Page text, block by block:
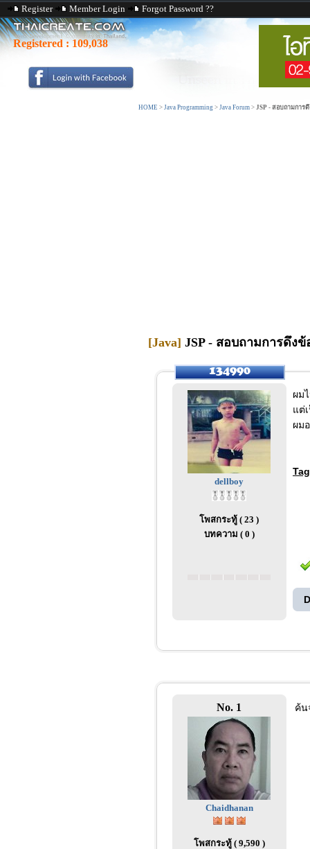
Register Member Login Forgot Password ??
Registered : 109,038
HOME > Java Programming > Java Forum > JSP - สอบถามการ
[Java] JSP - สอบถามการดึงข้
dellboy
โพสกระทู้ ( 23 )
บทความ ( 0 )
ผม
แต่
ผม
Tag
No. 1
Chaidhanan
โพสกระทู้ ( 9,590 )
ค้น